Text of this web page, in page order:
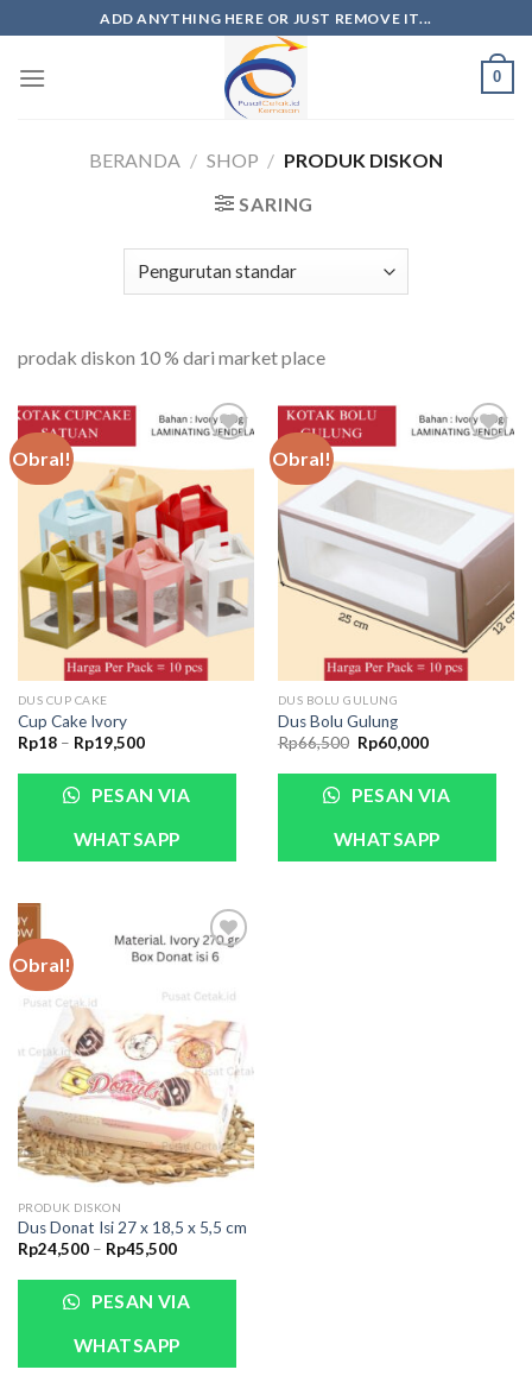
ADD ANYTHING HERE OR JUST REMOVE IT...
0
BERANDA / SHOP / PRODUK DISKON
SARING
prodak diskon 10 % dari market place
Obral!
DUS CUP CAKE
Cup Cake Ivory
Rp18– Rp19,500
PESAN VIA
WHATSAPP
Obral!
DUS BOLU GULUNG
Dus Bolu Gulung
Rp66,500 Rp60,000
PESAN VIA
WHATSAPP
Obral!
PRODUK DISKON
Dus Donat Isi 27 x 18,5 x 5,5 cm
Rp24,500– Rp45,500
PESAN VIA
WHATSAPP